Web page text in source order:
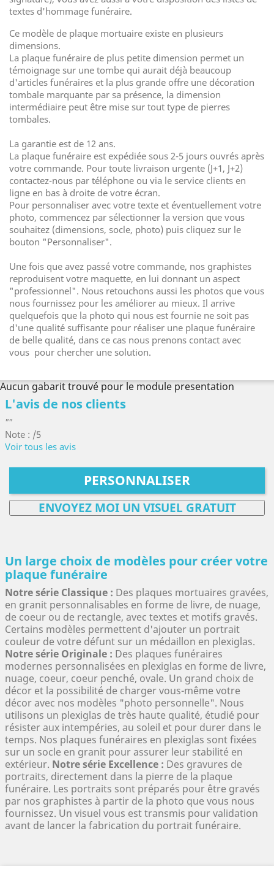
textes d'hommage funéraire.
Ce modèle de plaque mortuaire existe en plusieurs
dimensions.
La plaque funéraire de plus petite dimension permet un
témoignage sur une tombe qui aurait déjà beaucoup
d'articles funéraires et la plus grande offre une décoration
tombale marquante par sa présence, la dimension
intermédiaire peut être mise sur tout type de pierres
tombales.
La garantie est de 12 ans.
La plaque funéraire est expédiée sous 2-5 jours ouvrés après
votre commande. Pour toute livraison urgente (J+1, J+2)
contactez-nous par téléphone ou via le service clients en
ligne en bas à droite de votre écran.
Pour personnaliser avec votre texte et éventuellement votre
photo, commencez par sélectionner la version que vous
souhaitez (dimensions, socle, photo) puis cliquez sur le
bouton "Personnaliser".
Une fois que avez passé votre commande, nos graphistes
reproduisent votre maquette, en lui donnant un aspect
"professionnel". Nous retouchons aussi les photos que vous
nous fournissez pour les améliorer au mieux. Il arrive
quelquefois que la photo qui nous est fournie ne soit pas
d'une qualité suffisante pour réaliser une plaque funéraire
de belle qualité, dans ce cas nous prenons contact avec
vous pour chercher une solution.
Aucun gabarit trouvé pour le module presentation
L'avis de nos clients
""
Note : /5
Voir tous les avis
PERSONNALISER
ENVOYEZ MOI UN VISUEL GRATUIT
Un large choix de modèles pour créer votre
plaque funéraire
Notre série Classique : Des plaques mortuaires gravées,
en granit personnalisables en forme de livre, de nuage,
de coeur ou de rectangle, avec textes et motifs gravés.
Certains modèles permettent d'ajouter un portrait
couleur de votre défunt sur un médaillon en plexiglas.
Notre série Originale : Des plaques funéraires
modernes personnalisées en plexiglas en forme de livre,
nuage, coeur, coeur penché, ovale. Un grand choix de
décor et la possibilité de charger vous-même votre
décor avec nos modèles "photo personnelle". Nous
utilisons un plexiglas de très haute qualité, étudié pour
résister aux intempéries, au soleil et pour durer dans le
temps. Nos plaques funéraires en plexiglas sont fixées
sur un socle en granit pour assurer leur stabilité en
extérieur. Notre série Excellence : Des gravures de
portraits, directement dans la pierre de la plaque
funéraire. Les portraits sont préparés pour être gravés
par nos graphistes à partir de la photo que vous nous
fournissez. Un visuel vous est transmis pour validation
avant de lancer la fabrication du portrait funéraire.